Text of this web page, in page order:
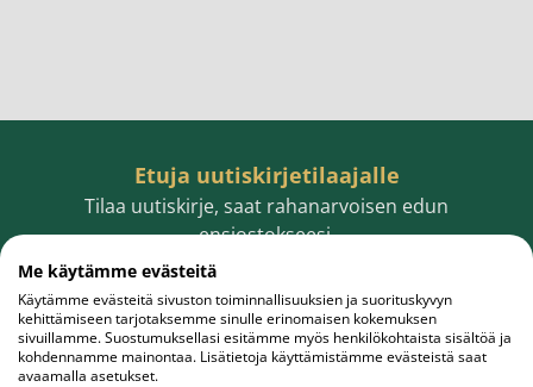
Etuja uutiskirjetilaajalle
Tilaa uutiskirje, saat rahanarvoisen edun
ensiostokseesi.
Sähköpostiosoite
Tilaa
Me käytämme evästeitä
Käytämme evästeitä sivuston toiminnallisuuksien ja suorituskyvyn
kehittämiseen tarjotaksemme sinulle erinomaisen kokemuksen
sivuillamme. Suostumuksellasi esitämme myös henkilökohtaista sisältöä ja
kohdennamme mainontaa. Lisätietoja käyttämistämme evästeistä saat
avaamalla asetukset.